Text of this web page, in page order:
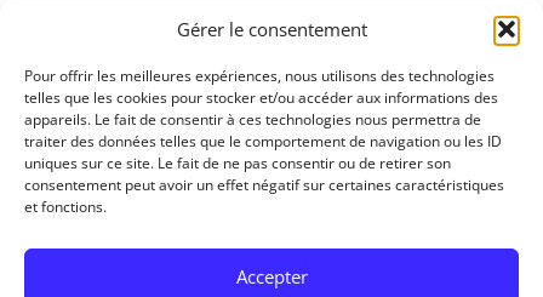
Gérer le consentement
Pour offrir les meilleures expériences, nous utilisons des technologies
telles que les cookies pour stocker et/ou accéder aux informations des
appareils. Le fait de consentir à ces technologies nous permettra de
traiter des données telles que le comportement de navigation ou les ID
uniques sur ce site. Le fait de ne pas consentir ou de retirer son
consentement peut avoir un effet négatif sur certaines caractéristiques
et fonctions.
Accepter
Les Moteurs Pas à Pas
Projets Processing
Amélioration de l’habitat
Tir sportif
Fichiers dessin
Contact et mentions légales